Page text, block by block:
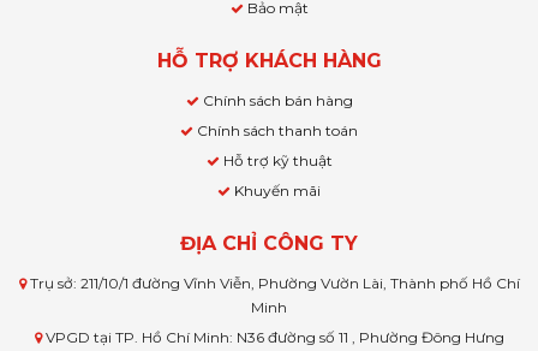
Bảo mật
HỖ TRỢ KHÁCH HÀNG
Chính sách bán hàng
Chính sách thanh toán
Hỗ trợ kỹ thuật
Khuyến mãi
ĐỊA CHỈ CÔNG TY
Trụ sở: 211/10/1 đường Vĩnh Viễn, Phường Vườn Lài, Thành phố Hồ Chí
Minh
VPGD tại TP. Hồ Chí Minh: N36 đường số 11 , Phường Đông Hưng